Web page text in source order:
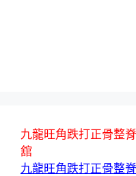
九龍旺角跌打正骨整
舘
九龍旺角跌打正骨整